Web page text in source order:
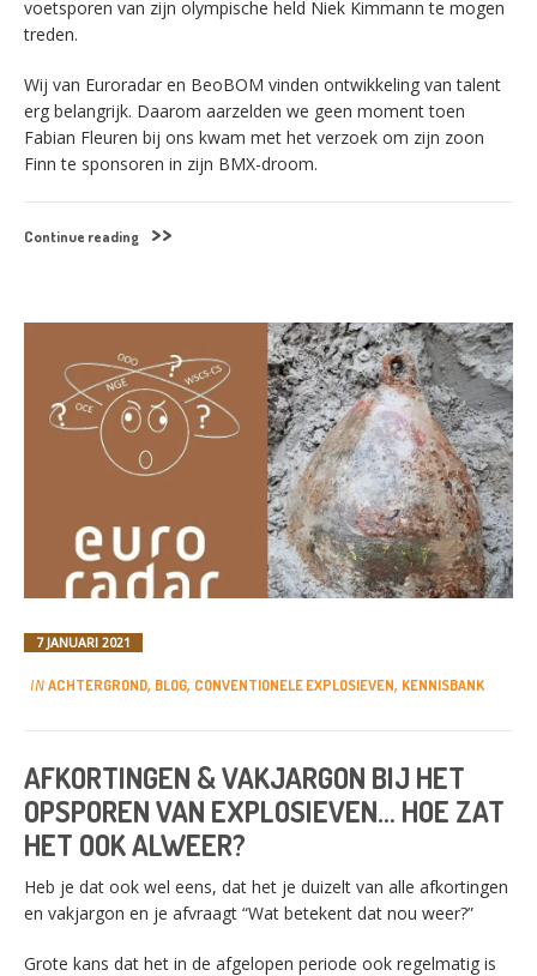
voetsporen van zijn olympische held Niek Kimmann te mogen
treden.
Wij van Euroradar en BeoBOM vinden ontwikkeling van talent
erg belangrijk. Daarom aarzelden we geen moment toen
Fabian Fleuren bij ons kwam met het verzoek om zijn zoon
Finn te sponsoren in zijn BMX-droom.
Continue reading
7 JANUARI 2021
IN ACHTERGROND, BLOG, CONVENTIONELE EXPLOSIEVEN, KENNISBANK
AFKORTINGEN & VAKJARGON BIJ HET
OPSPOREN VAN EXPLOSIEVEN… HOE ZAT
HET OOK ALWEER?
Heb je dat ook wel eens, dat het je duizelt van alle afkortingen
en vakjargon en je afvraagt “Wat betekent dat nou weer?”
Grote kans dat het in de afgelopen periode ook regelmatig is
SWITCH THE LANGUAGE